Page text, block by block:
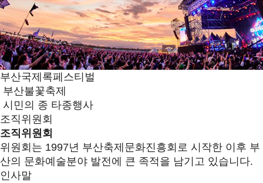
부산국제록페스티벌
부산불꽃축제
시민의 종 타종행사
조직위원회
조직위원회
위원회는 1997년 부산축제문화진흥회로 시작한 이후 부
산의 문화예술분야 발전에 큰 족적을 남기고 있습니다.
인사말